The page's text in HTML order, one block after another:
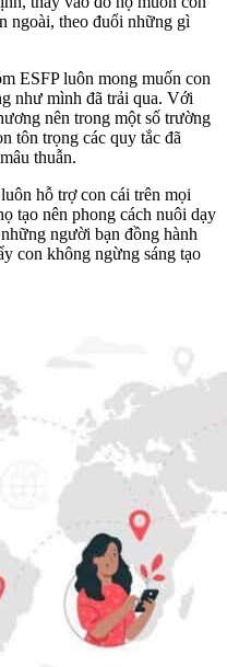
ngoài, theo đuổi những gì
ESFP luôn mong muốn con
như mình đã trải qua. Với
nên trong một số trường
tôn trọng các quy tắc đã
thuẫn.
hỗ trợ con cái trên mọi
tạo nên phong cách nuôi dạy
người bạn đồng hành
con không ngừng sáng tạo